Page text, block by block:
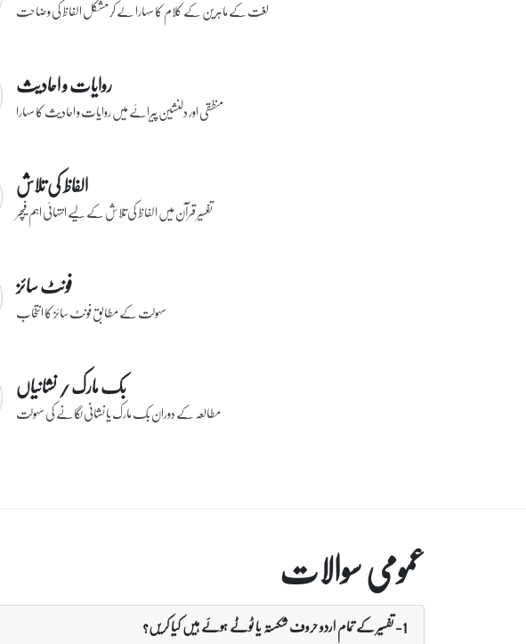
لغت کے ماہرین کے کلام کا سہارا لے کر مشکل الفاظ کی وضاحت
روایات و احادیث
منطقی اور دلنشین پیرائے میں روایات و احادیث کا سہارا
الفاظ کی تلاش
تفسیر قرآن میں الفاظ کی تلاش کے لیے انتہائی اہم فیچر
فونٹ سائز
سہولت کے مطابق فونٹ سائز کا انتخاب
بک مارک / نشانیاں
مطالعہ کے دوران بک مارک یا نشانی لگانے کی سہولت
عمومی سوالات
1- تفسیر کے تمام اردو حروف شکستہ یا ٹوٹے ہوئے ہیں کیا کریں؟